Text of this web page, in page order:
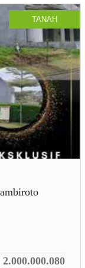
TANAH
2.000.000.080